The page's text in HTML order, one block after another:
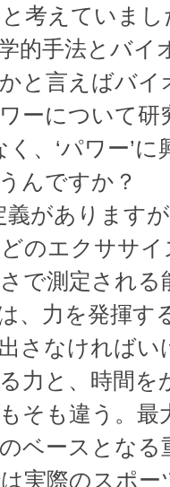
考えていま
的手法とバイ
と言えばバ
ーについて
く、‘パワー’
んですか？
義があります
のエクササ
で測定され
、力を発揮す
さなければ
力と、時間
そも違う。最
ベースとな
実際のスポ